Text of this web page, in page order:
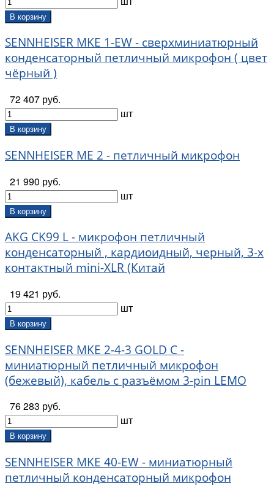
В корзину
SENNHEISER MKE 1-EW - сверхминиатюрный
конденсаторный петличный микрофон ( цвет
чёрный )
72 407 руб.
шт
В корзину
SENNHEISER ME 2 - петличный микрофон
21 990 руб.
шт
В корзину
AKG CK99 L - микрофон петличный
конденсаторный , кардиоидный, черный, 3-х
контактный mini-XLR (Китай
19 421 руб.
шт
В корзину
SENNHEISER MKE 2-4-3 GOLD C -
миниатюрный петличный микрофон
(бежевый), кабель с разъёмом 3-pin LEMO
76 283 руб.
шт
В корзину
SENNHEISER MKE 40-EW - миниатюрный
петличный конденсаторный микрофон